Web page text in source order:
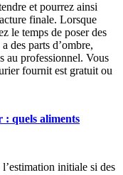
et pourrez ainsi
finale. Lorsque
le temps de poser des
des parts d’ombre,
au professionnel. Vous
fournit est gratuit ou
: quels aliments
initiale si des